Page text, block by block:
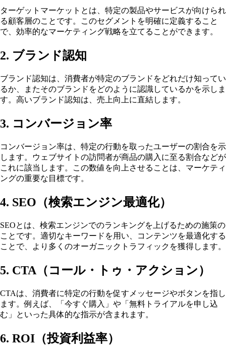
ターゲットマーケットとは、特定の製品やサービスが向けられ
る顧客層のことです。このセグメントを明確に定義すること
で、効率的なマーケティング戦略を立てることができます。
2. ブランド認知
ブランド認知は、消費者が特定のブランドをどれだけ知ってい
るか、またそのブランドをどのように認識しているかを示しま
す。高いブランド認知は、売上向上に直結します。
3. コンバージョン率
コンバージョン率は、特定の行動を取ったユーザーの割合を示
します。ウェブサイトの訪問者が商品の購入に至る割合などが
これに該当します。この数値を向上させることは、マーケティ
ングの重要な目標です。
4. SEO（検索エンジン最適化）
SEOとは、検索エンジンでのランキングを上げるための施策の
ことです。適切なキーワードを用い、コンテンツを最適化する
ことで、より多くのオーガニックトラフィックを獲得します。
5. CTA（コール・トゥ・アクション）
CTAは、消費者に特定の行動を促すメッセージやボタンを指し
ます。例えば、「今すぐ購入」や「無料トライアルを申し込
む」といった具体的な指示が含まれます。
6. ROI（投資利益率）